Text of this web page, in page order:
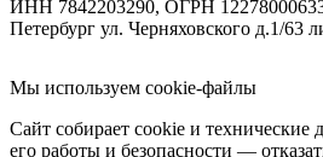
ИНН 7842203290, ОГРН
Петербург ул. Черняховского д.1/63
Мы используем cookie-файлы
Сайт собирает cookie и технические
его работы и безопасности —